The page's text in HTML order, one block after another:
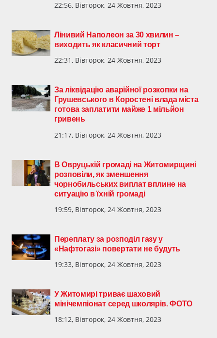
22:56, Вівторок, 24 Жовтня, 2023
Лінивий Наполеон за 30 хвилин –
виходить як класичний торт
22:31, Вівторок, 24 Жовтня, 2023
За ліквідацію аварійної розкопки на
Грушевського в Коростені влада міста
готова заплатити майже 1 мільйон
гривень
21:17, Вівторок, 24 Жовтня, 2023
В Овруцькій громаді на Житомирщині
розповіли, як зменшення
чорнобильських виплат вплине на
ситуацію в їхній громаді
19:59, Вівторок, 24 Жовтня, 2023
Переплату за розподіл газу у
«Нафтогазі» повертати не будуть
19:33, Вівторок, 24 Жовтня, 2023
У Житомирі триває шаховий
мінічемпіонат серед школярів. ФОТО
18:12, Вівторок, 24 Жовтня, 2023